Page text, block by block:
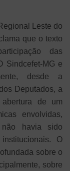
Leste do
que o texto
das
Sindcefet-MG e
desde a
Deputados, a
de um
envolvidas,
havia sido
O
sobre o
sobre